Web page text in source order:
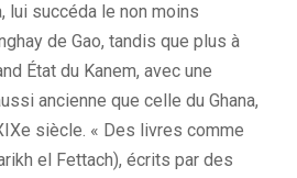
lui succéda le non moins
de Gao, tandis que plus à
État du Kanem, avec une
ancienne que celle du Ghana,
siècle. « Des livres comme
el Fettach), écrits par des